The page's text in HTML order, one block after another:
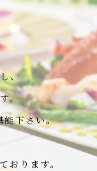
、
。
能下さい。
おります。